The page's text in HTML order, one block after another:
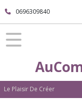
0696309840
Le Plaisir De Créer